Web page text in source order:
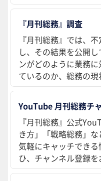
『月刊総務』調査
『月刊総務』では、
し、その結果を公開
ンがどのように業務
ているのか、総務の現
YouTube 月刊総務チ
『月刊総務』公式
き方」「戦略総務」
気軽にキャッチでき
ひ、チャンネル登録を